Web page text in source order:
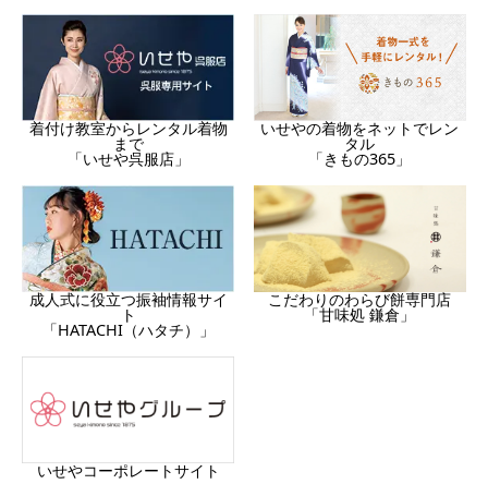
着付け教室からレンタル着物
まで
「いせや呉服店」
いせやの着物をネットでレン
タル
「きもの365」
成人式に役立つ振袖情報サイ
ト
「HATACHI（ハタチ）」
こだわりのわらび餅専門店
「甘味処 鎌倉」
いせやコーポレートサイト